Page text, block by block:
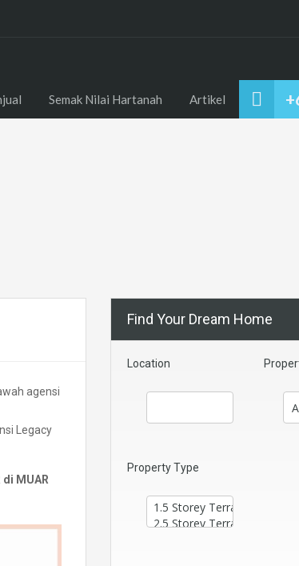
Semak Nilai Hartanah Artikel
Legacy
di MUAR
Find Your Dream Home
Location
Property Type